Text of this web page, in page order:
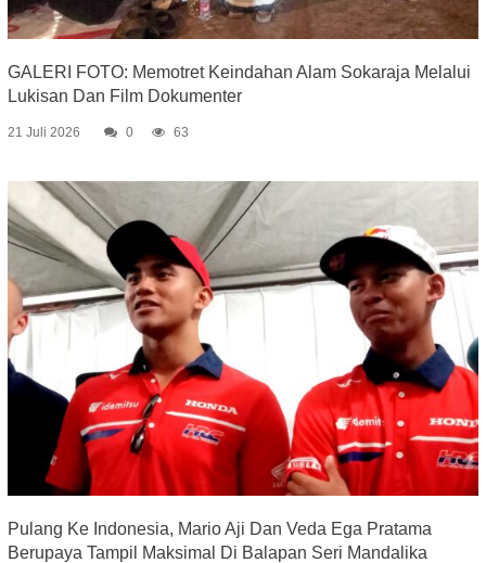
GALERI FOTO: Memotret Keindahan Alam Sokaraja Melalui
Lukisan Dan Film Dokumenter
21 Juli 2026 0 63
Pulang Ke Indonesia, Mario Aji Dan Veda Ega Pratama
Berupaya Tampil Maksimal Di Balapan Seri Mandalika